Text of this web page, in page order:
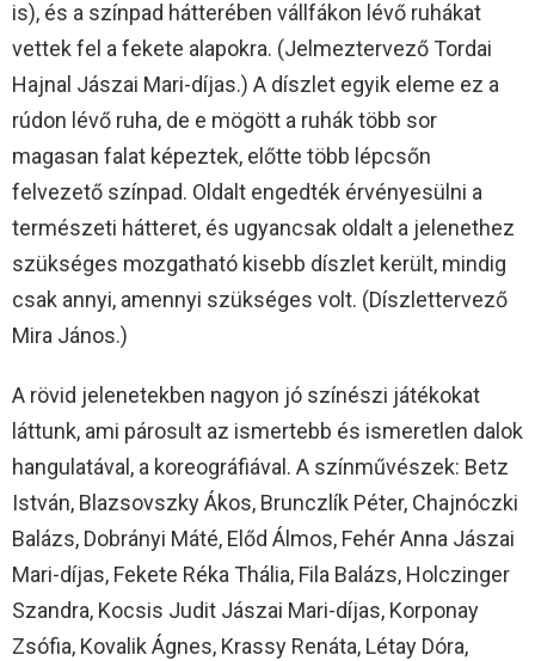
is), és a színpad hátterében vállfákon lévő ruhákat
vettek fel a fekete alapokra. (Jelmeztervező Tordai
Hajnal Jászai Mari-díjas.) A díszlet egyik eleme ez a
rúdon lévő ruha, de e mögött a ruhák több sor
magasan falat képeztek, előtte több lépcsőn
felvezető színpad. Oldalt engedték érvényesülni a
természeti hátteret, és ugyancsak oldalt a jelenethez
szükséges mozgatható kisebb díszlet került, mindig
csak annyi, amennyi szükséges volt. (Díszlettervező
Mira János.)
A rövid jelenetekben nagyon jó színészi játékokat
láttunk, ami párosult az ismertebb és ismeretlen dalok
hangulatával, a koreográfiával. A színművészek: Betz
István, Blazsovszky Ákos, Brunczlík Péter, Chajnóczki
Balázs, Dobrányi Máté, Előd Álmos, Fehér Anna Jászai
Mari-díjas, Fekete Réka Thália, Fila Balázs, Holczinger
Szandra, Kocsis Judit Jászai Mari-díjas, Korponay
Zsófia, Kovalik Ágnes, Krassy Renáta, Létay Dóra,